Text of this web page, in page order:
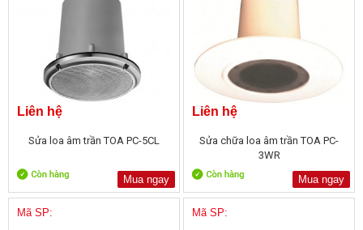
Liên hệ
Sửa loa âm trần TOA PC-5CL
Mua ngay
Liên hệ
Sửa chữa loa âm trần TOA PC-
3WR
Mua ngay
Mã SP: Mã SP: